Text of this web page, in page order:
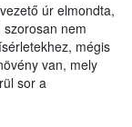
úr elmondta,
nem
mégis
van, mely
sor a